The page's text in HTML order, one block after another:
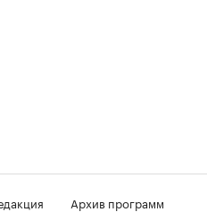
Архив программ